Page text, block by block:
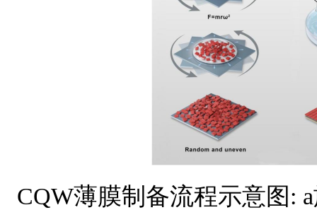
CQW薄膜制备流程示意图 :